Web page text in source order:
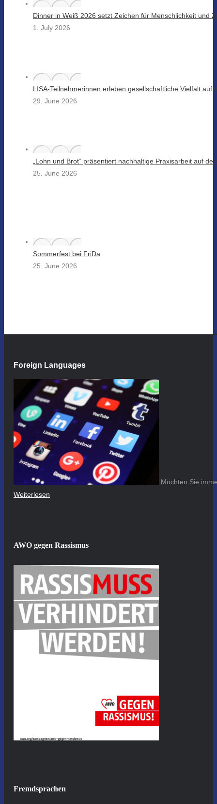
Dinner in Weiß 2026 setzt Zeichen für Menschlichkeit und
1. July 2026
LISA-Teilnehmerinnen erleben gesellschaftliche Vielfalt auf
29. June 2026
„Lohn und Brot“ präsentiert nachhaltige Praxisarbeit auf
25. June 2026
Sommerfest bei FriDa
25. June 2026
Foreign Languages
Möchten Sie
Weiterlesen
AWO gegen Rassismus
Fremdsprachen